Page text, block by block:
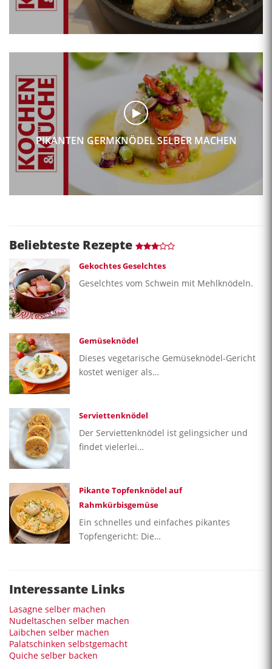
PIKANTEN GERMKNÖDEL SELBER MACHEN
Beliebteste Rezepte
Gekochtes Geselchtes
Geselchtes vom Schwein mit Mehlknödeln.
Gemüseknödel
Dieses vegetarische Gemüseknödel-Gericht
kostet weniger als…
Serviettenknödel
Der Serviettenknödel ist gelingsicher und
findet vielerlei…
Pikante Topfenknödel auf
Rahmkürbisgemüse
Ein schnelles und einfaches pikantes
Topfengericht: Die…
Interessante Links
Lasagne selber machen
Nudeltaschen selber machen
Laibchen selber machen
Palatschinken selbstgemacht
Quiche selber backen